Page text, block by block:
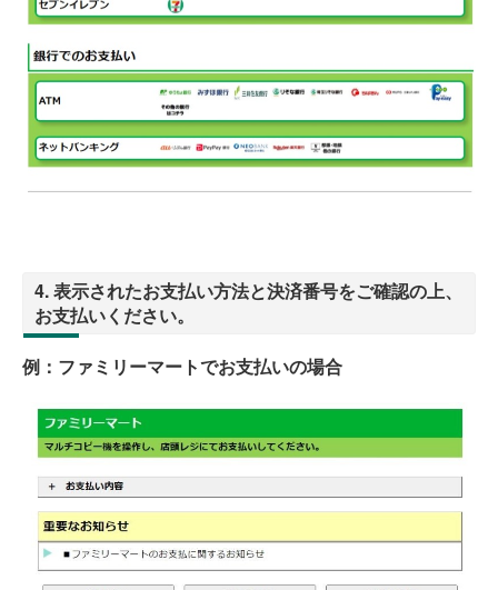
4. 表示されたお支払い方法と決済番号をご確認の上、
お支払いください。
例：ファミリーマートでお支払いの場合